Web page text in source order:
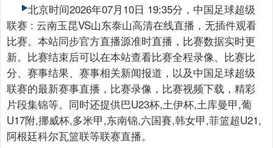
北京时间2026年07月10日 19:35分，中国足球超级
联赛 : 云南玉昆VS山东泰山高清在线直播，无插件观看
比赛。本站同步官方直播源准时直播，比赛数据实时更
新。比赛结束后可以在本站查看比赛全程录像、比赛比
分、赛事结果、赛事相关新闻报道，以及中国足球超级
联赛的最新赛事直播，比赛录像，比赛视频下载，精彩
片段集锦等。同时还提供巴U23杯,土伊杯,土库曼甲,葡
U17附,挪威杯,多米甲,东南锦,六国賽,韩女甲,菲篮超U21,
阿根廷科尔瓦篮联等联赛直播。